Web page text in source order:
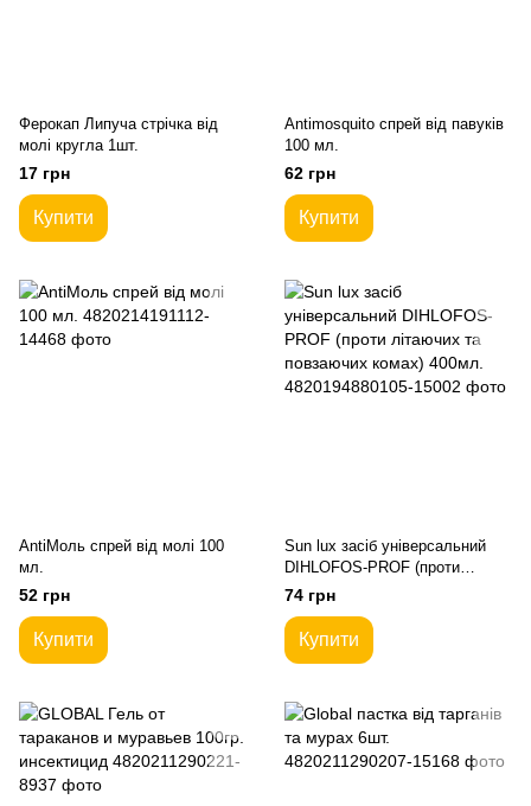
Ферокап Липуча стрічка від
молі кругла 1шт.
17 грн
Купити
Antimosquito спрей від павуків
100 мл.
62 грн
Купити
AntiМоль спрей від молі 100
мл.
52 грн
Купити
Sun lux засіб універсальний
DIHLOFOS-PROF (проти
літаючих та повзаючих комах)
400мл.
74 грн
Купити